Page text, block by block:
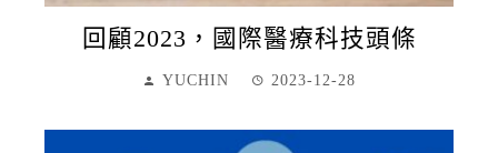
回顧2023，國際醫療科技頭條
YUCHIN 2023-12-28